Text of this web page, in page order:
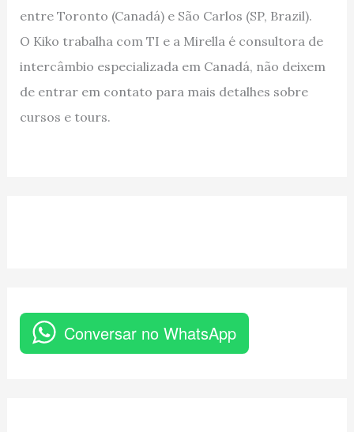
entre Toronto (Canadá) e São Carlos (SP, Brazil).
O Kiko trabalha com TI e a Mirella é consultora de
intercâmbio especializada em Canadá, não deixem
de entrar em contato para mais detalhes sobre
cursos e tours.
Conversar no WhatsApp